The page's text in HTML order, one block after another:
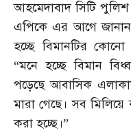
আহমেদাবাদ সিটি পুলিশ
এপিকে এর আগে জানান,
হচ্ছে বিমানটির
“মনে হচ্ছে বিমান
পড়েছে আবাসিক
মারা গেছে। সব
করা হচ্ছে।”